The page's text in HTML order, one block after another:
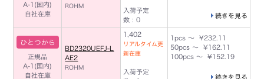
A-1(国内)
自社在庫
ROHM
入荷予定
数 : 0
続きを見る
ひとつから
正規品
A-1(国内)
自社在庫
BD2320UEFJ-L
AE2
ROHM
1,402
リアルタイム更
新在庫
入荷予定
1pcs ～ ¥232.11
50pcs ～ ¥162.11
100pcs ～ ¥152.19
続きを見る